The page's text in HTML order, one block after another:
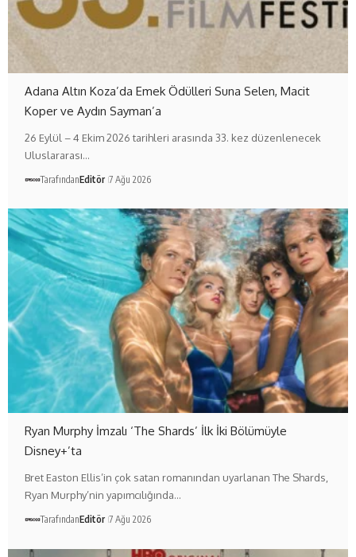
Adana Altın Koza’da Emek Ödülleri Suna Selen, Macit
Koper ve Aydın Sayman’a
26 Eylül – 4 Ekim 2026 tarihleri arasında 33. kez düzenlenecek
Uluslararası…
TarafındanEditör 7 Ağu 2026
Ryan Murphy İmzalı ‘The Shards’ İlk İki Bölümüyle
Disney+’ta
Bret Easton Ellis’in çok satan romanından uyarlanan The Shards,
Ryan Murphy’nin yapımcılığında…
TarafındanEditör 7 Ağu 2026